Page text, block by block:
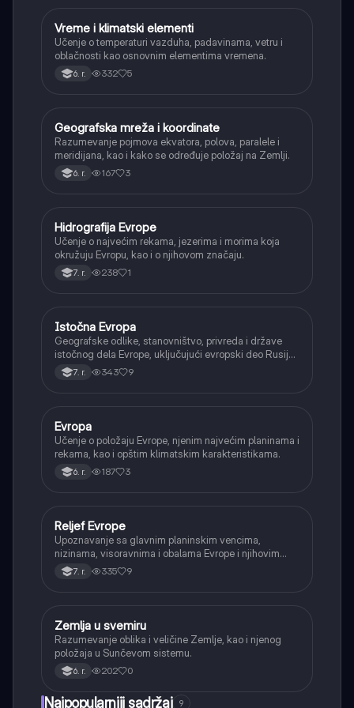
Geografija
Vreme i klimatski elementi
Učenje o temperaturi vazduha, padavinama, vetru i
oblačnosti kao osnovnim elementima vremena.
6. r. 332 5
Geografija
Geografska mreža i koordinate
Razumevanje pojmova ekvatora, polova, paralele i
meridijana, kao i kako se određuje položaj na Zemlji.
6. r. 167 3
Geografija
Hidrografija Evrope
Učenje o najvećim rekama, jezerima i morima koja
okružuju Evropu, kao i o njihovom značaju.
7. r. 238 1
Geografija
Istočna Evropa
Geografske odlike, stanovništvo, privreda i države
istočnog dela Evrope, uključujući evropski deo Rusije,
Ukrajinu i Belorusiju.
7. r. 343 9
Geografija
Evropa
Učenje o položaju Evrope, njenim najvećim planinama i
rekama, kao i opštim klimatskim karakteristikama.
6. r. 187 3
Geografija
Reljef Evrope
Upoznavanje sa glavnim planinskim vencima,
nizinama, visoravnima i obalama Evrope i njihovim
nastankom.
7. r. 335 9
Geografija
Zemlja u svemiru
Razumevanje oblika i veličine Zemlje, kao i njenog
položaja u Sunčevom sistemu.
6. r. 202 0
Najpopularniji sadržaj 9